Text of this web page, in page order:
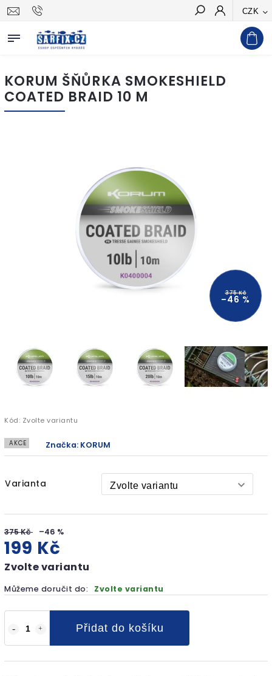
CZK
Hledat
KORUM ŠŇŮRKA SMOKESHIELD
COATED BRAID 10 M
375 Kč
–46 %
Kód: Zvolte variantu
AKCE Značka: KORUM
Varianta
375 Kč –46 %
199 Kč
Zvolte variantu
Můžeme doručit do: Zvolte variantu
Přidat do košíku